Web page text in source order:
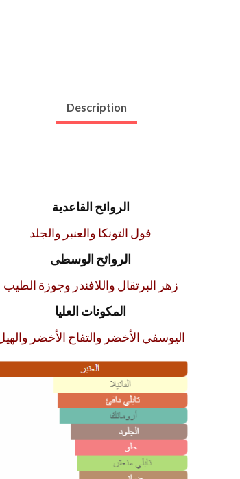
Description
الروائح القاعدية
فول التونكا والعنبر والجلد
الروائح الوسطى
زهر البرتقال واللافندر وجوزة الطيب
المكونات العليا
اليوسفي الأخضر والتفاح الأخضر